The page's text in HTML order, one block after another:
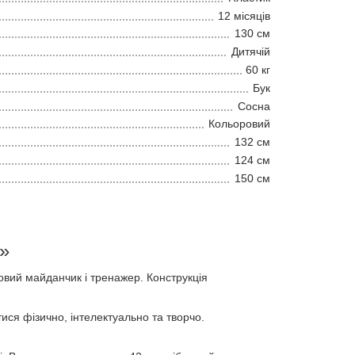
12 місяців
130 см
Дитячій
60 кг
Бук
Сосна
Кольоровий
132 см
124 см
150 см
майданчик і тренажер. Конструкція
фізично, інтелектуально та творчо.